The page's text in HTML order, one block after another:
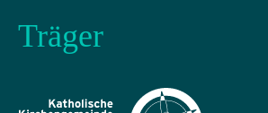
Träger